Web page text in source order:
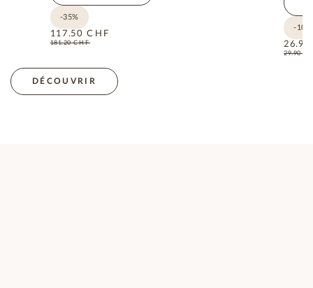
-35%
117.50 CHF
181.20CHF
-10%
26.90
29.90
DÉCOUVRIR